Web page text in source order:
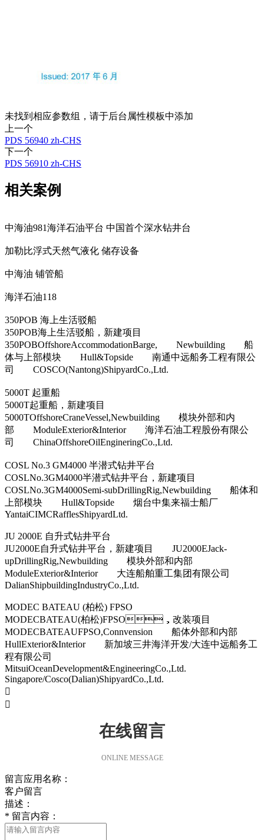
未找到相应参数组，请于后台属性模板中添加
上一个
PDS 56940 zh-CHS
下一个
PDS 56910 zh-CHS
相关案例
中海油981海洋石油平台 中国首个深水钻井台
加勒比浮式天然气液化 储存设备
中海油 铺管船
海洋石油118
350POB 海上生活驳船
350POB海上生活驳船，新建项目
350POBOffshoreAccommodationBarge, Newbuilding 船
体与上部模块 Hull&Topside 南通中远船务工程有限公
司 COSCO(Nantong)ShipyardCo.,Ltd.
5000T 起重船
5000T起重船，新建项目
5000TOffshoreCraneVessel,Newbuilding 模块外部和内
部 ModuleExterior&Interior 海洋石油工程股份有限公
司 ChinaOffshoreOilEngineringCo.,Ltd.
COSL No.3 GM4000 半潜式钻井平台
COSLNo.3GM4000半潜式钻井平台，新建项目
COSLNo.3GM4000Semi-subDrillingRig,Newbuilding 船体和
上部模块 Hull&Topside 烟台中集来福士船厂
YantaiCIMCRafflesShipyardLtd.
JU 2000E 自升式钻井平台
JU2000E自升式钻井平台，新建项目 JU2000EJack-
upDrillingRig,Newbuilding 模块外部和内部
ModuleExterior&Interior 大连船舶重工集团有限公司
DalianShipbuildingIndustryCo.,Ltd.
MODEC BATEAU (柏松) FPSO
MODECBATEAU(柏松)FPSO，改装项目
MODECBATEAUFPSO,Connvension 船体外部和内部
HullExterior&Interior 新加坡三井海洋开发/大连中远船务工
程有限公司
MitsuiOceanDevelopment&EngineeringCo.,Ltd.
Singapore/Cosco(Dalian)ShipyardCo.,Ltd.


在线留言
ONLINE MESSAGE
留言应用名称：
客户留言
描述：
* 留言内容：